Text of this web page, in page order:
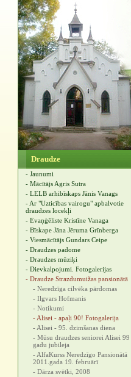
Draudze
- Jaunumi
- Mācītājs Agris Sutra
- LELB arhibīskaps Jānis Vanags
- Ar "Uzticības vairogu" apbalvotie
draudzes locekļi
- Evaņģēliste Kristīne Vanaga
- Bīskape Jāna Jēruma Grīnberga
- Viesmācītājs Gundars Ceipe
- Draudzes padome
- Draudzes mūziķi
- Dievkalpojumi. Fotogalerijas
- Draudze Strazdumuižas pansionātā
- Neredzīga cilvēka pārdomas
- Ilgvars Hofmanis
- Notikumi
- Alisei - apaļi 90! Fotogalerija
- Alisei - 95. dzimšanas diena
- Mūsu draudzes seniorei Alisei 99
gadu jubileja
- AlfaKurss Neredzīgo Pansionātā
2011.gada 19. februārī
- Dārza svētki, 2008